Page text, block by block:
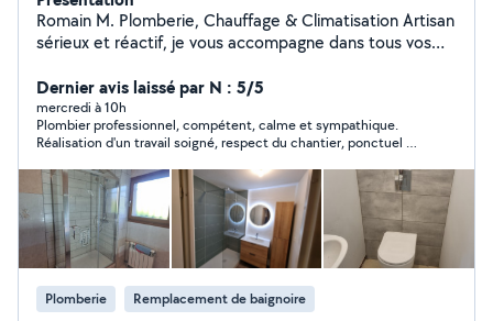
Romain M. Plomberie, Chauffage & Climatisation Artisan
sérieux et réactif, je vous accompagne dans tous vos
neuf comme en rénovation. N'hésitez pas à me
contacter pour échanger sur votre projet et obtenir un
devis.
Dernier avis laissé par N : 5/5
mercredi à 10h
Plombier professionnel, compétent, calme et sympathique.
Réalisation d'un travail soigné, respect du chantier, ponctuel et
tout le matériel nécessaire pour faire un travail de qualité.
Plomberie Remplacement de baignoire